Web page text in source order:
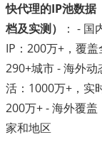
快代理的IP池数据
档及实测）
： - 国
IP：200万+，覆盖
290+城市 - 海外动
活：1000万+，实
200万+ - 海外覆盖
家和地区